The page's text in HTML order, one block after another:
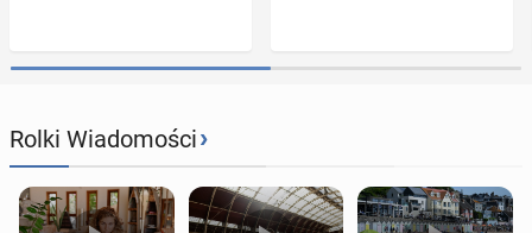
Rolki Wiadomości›